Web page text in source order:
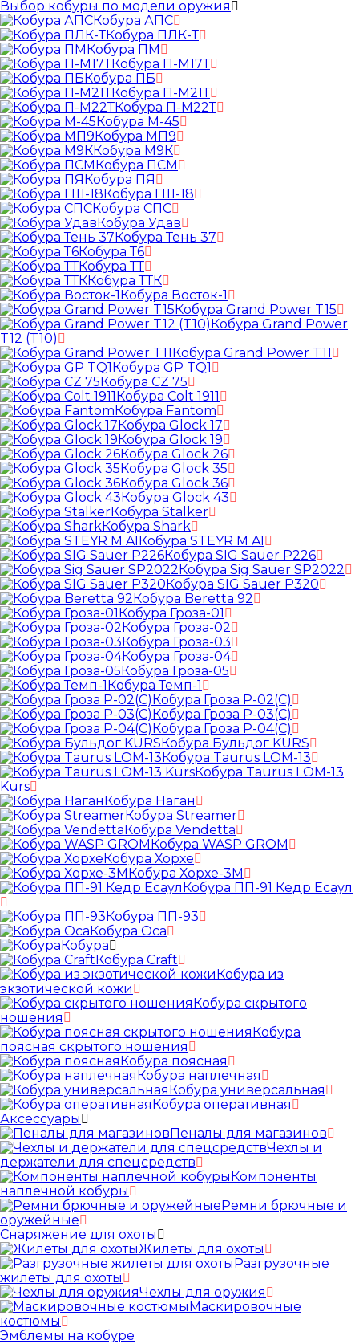
Выбор кобуры по модели оружия
Кобура АПС
Кобура ПЛК-Т
Кобура ПМ
Кобура П-М17Т
Кобура ПБ
Кобура П-М21Т
Кобура П-М22Т
Кобура М-45
Кобура МП9
Кобура М9К
Кобура ПСМ
Кобура ПЯ
Кобура ГШ-18
Кобура СПС
Кобура Удав
Кобура Тень 37
Кобура Т6
Кобура ТТ
Кобура ТТК
Кобура Восток-1
Кобура Grand Power T15
Кобура Grand Power
T12 (T10)
Кобура Grand Power T11
Кобура GP TQ1
Кобура CZ 75
Кобура Colt 1911
Кобура Fantom
Кобура Glock 17
Кобура Glock 19
Кобура Glock 26
Кобура Glock 35
Кобура Glock 36
Кобура Glock 43
Кобура Stalker
Кобура Shark
Кобура STEYR M A1
Кобура SIG Sauer P226
Кобура Sig Sauer SP2022
Кобура SIG Sauer P320
Кобура Beretta 92
Кобура Гроза-01
Кобура Гроза-02
Кобура Гроза-03
Кобура Гроза-04
Кобура Гроза-05
Кобура Темп-1
Кобура Гроза Р-02(С)
Кобура Гроза Р-03(С)
Кобура Гроза Р-04(С)
Кобура Бульдог KURS
Кобура Taurus LOM-13
Кобура Taurus LOM-13
Kurs
Кобура Наган
Кобура Streamer
Кобура Vendetta
Кобура WASP GROM
Кобура Хорхе
Кобура Хорхе-3М
Кобура ПП-91 Кедр Есаул
Кобура ПП-93
Кобура Оса
Кобура
Кобура Craft
Кобура из
экзотической кожи
Кобура скрытого
ношения
Кобура
поясная скрытого ношения
Кобура поясная
Кобура наплечная
Кобура универсальная
Кобура оперативная
Аксессуары
Пеналы для магазинов
Чехлы и
держатели для спецсредств
Компоненты
наплечной кобуры
Ремни брючные и
оружейные
Снаряжение для охоты
Жилеты для охоты
Разгрузочные
жилеты для охоты
Чехлы для оружия
Маскировочные
костюмы
Эмблемы на кобуре